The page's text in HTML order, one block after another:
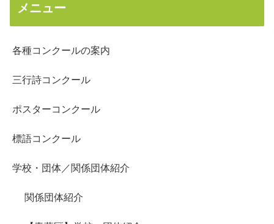
メニュー
各種コンクールの案内
三行詩コンクール
ポスターコンクール
標語コンクール
学校・団体／関係団体紹介
関係団体紹介